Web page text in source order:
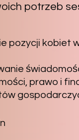
potrzeb
pozycji kobiet
prawo i